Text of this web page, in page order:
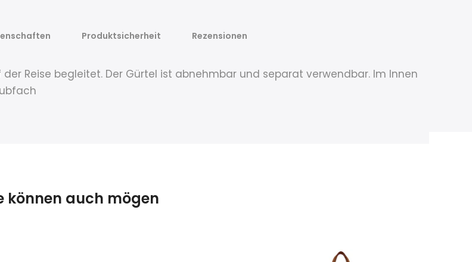
Produktsicherheit Rezensionen
Reise begleitet. Der Gürtel ist abnehmbar und separat verwendbar. Im Innen
können auch mögen